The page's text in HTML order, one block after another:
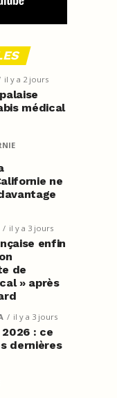
il y a 2 jours
médical
ne
il y a 3 jours
enfin
de
» après
il y a 3 jours
: ce
dernières